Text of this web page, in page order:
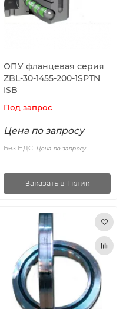
ОПУ фланцевая серия
ZBL-30-1455-200-1SPTN
ISB
Под запрос
Цена по запросу
Без НДС: Цена по запросу
Заказать в 1 клик